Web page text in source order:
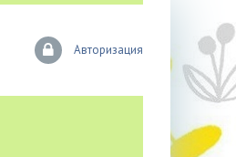
Авторизация